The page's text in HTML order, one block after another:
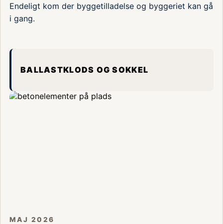
Endeligt kom der byggetilladelse og byggeriet kan gå
i gang.
Ballastklods og sokkel
MAJ 2026